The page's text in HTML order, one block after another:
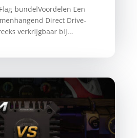
bundelVoordelen Een
Direct Drive-
verkrijgbaar bij...